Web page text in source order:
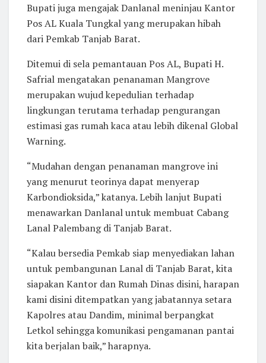
Bupati juga mengajak Danlanal meninjau Kantor
Pos AL Kuala Tungkal yang merupakan hibah
dari Pemkab Tanjab Barat.
Ditemui di sela pemantauan Pos AL, Bupati H.
Safrial mengatakan penanaman Mangrove
merupakan wujud kepedulian terhadap
lingkungan terutama terhadap pengurangan
estimasi gas rumah kaca atau lebih dikenal Global
Warning.
“Mudahan dengan penanaman mangrove ini
yang menurut teorinya dapat menyerap
Karbondioksida,” katanya. Lebih lanjut Bupati
menawarkan Danlanal untuk membuat Cabang
Lanal Palembang di Tanjab Barat.
“Kalau bersedia Pemkab siap menyediakan lahan
untuk pembangunan Lanal di Tanjab Barat, kita
siapakan Kantor dan Rumah Dinas disini, harapan
kami disini ditempatkan yang jabatannya setara
Kapolres atau Dandim, minimal berpangkat
Letkol sehingga komunikasi pengamanan pantai
kita berjalan baik,” harapnya.